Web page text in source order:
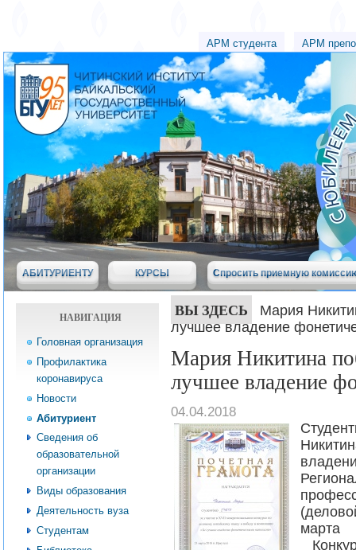
АРМ студента АРМ
АБИТУРИЕНТУ КУРСЫ Спросить приемную
НАВИГАЦИЯ
Головная организация
Профилактика
коронавируса
Новости
Абитуриент
Сведения об
образовательной
организации
Виды образования
Деятельность вуза
Студентам
ВЫ ЗДЕСЬ
Мария
лучшее владение
Мария Никитина
лучшее владение
04.04.2018
марта